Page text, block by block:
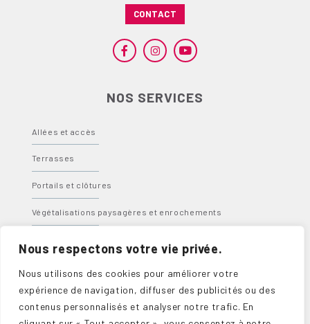
Nous respectons votre vie privée.
Nous utilisons des cookies pour améliorer votre
expérience de navigation, diffuser des publicités ou des
contenus personnalisés et analyser notre trafic. En
CONTACT
NOS SERVICES
Allées et accès
Terrasses
Portails et clôtures
Végétalisations paysagères et enrochements